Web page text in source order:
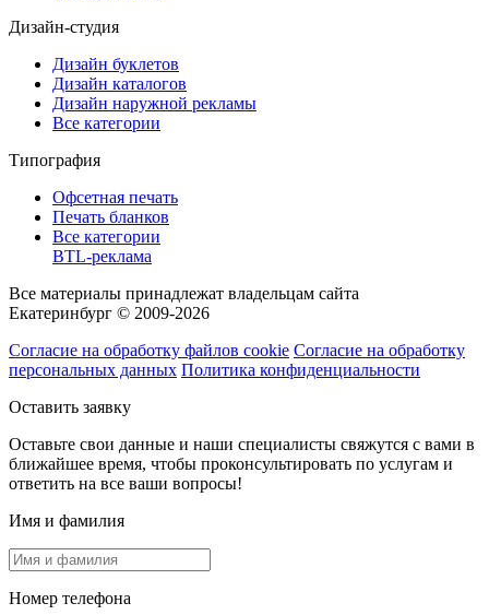
Дизайн-студия
Дизайн буклетов
Дизайн каталогов
Дизайн наружной рекламы
Все категории
Типография
Офсетная печать
Печать бланков
Все категории
BTL-реклама
Все материалы принадлежат владельцам сайта
Екатеринбург © 2009-2026
Согласие на обработку файлов cookie Согласие на обработку
персональных данных Политика конфиденциальности
Оставить заявку
Оставьте свои данные и наши специалисты свяжутся с вами в
ближайшее время, чтобы проконсультировать по услугам и
ответить на все ваши вопросы!
Имя и фамилия
Номер телефона